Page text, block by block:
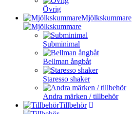
Övrig
Mjölkskummare
Subminimal
Bellman ångbåt
Staresso shaker
Andra märken / tillbehör
Tillbehör